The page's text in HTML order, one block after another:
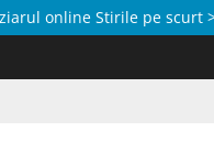
online Stirile pe scurt